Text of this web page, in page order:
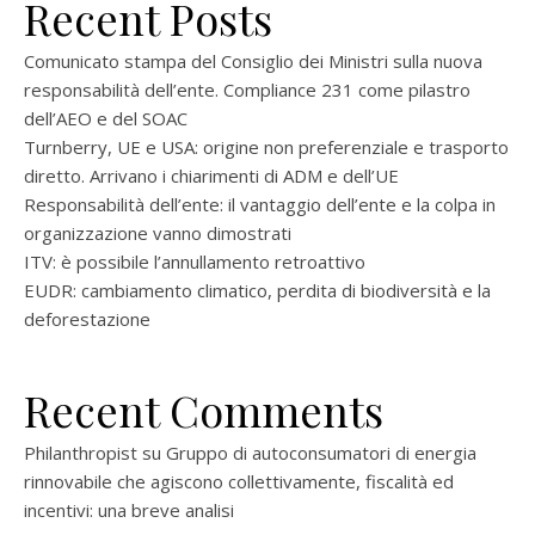
Recent Posts
Comunicato stampa del Consiglio dei Ministri sulla nuova
responsabilità dell’ente. Compliance 231 come pilastro
dell’AEO e del SOAC
Turnberry, UE e USA: origine non preferenziale e trasporto
diretto. Arrivano i chiarimenti di ADM e dell’UE
Responsabilità dell’ente: il vantaggio dell’ente e la colpa in
organizzazione vanno dimostrati
ITV: è possibile l’annullamento retroattivo
EUDR: cambiamento climatico, perdita di biodiversità e la
deforestazione
Recent Comments
Philanthropist su Gruppo di autoconsumatori di energia
rinnovabile che agiscono collettivamente, fiscalità ed
incentivi: una breve analisi